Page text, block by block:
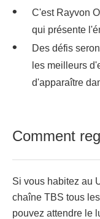
C'est Rayvon
qui présente
Des défis
les meilleurs
d'apparaître
Comment
Si vous habitez au
chaîne TBS tous
pouvez attendre le